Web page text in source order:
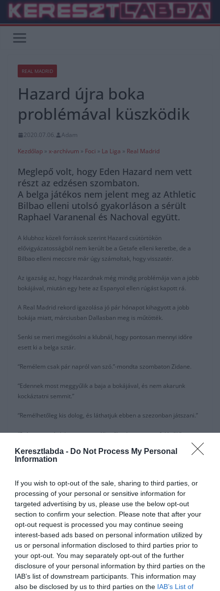
Keresztlabda - Do Not Process My Personal
Information
If you wish to opt-out of the sale, sharing to third parties, or
processing of your personal or sensitive information for
targeted advertising by us, please use the below opt-out
section to confirm your selection. Please note that after your
opt-out request is processed you may continue seeing
interest-based ads based on personal information utilized by
us or personal information disclosed to third parties prior to
your opt-out. You may separately opt-out of the further
disclosure of your personal information by third parties on the
IAB’s list of downstream participants. This information may
also be disclosed by us to third parties on the IAB’s List of
Skip
content
REAL MADRID
Hazard újra boka
problémával küszködik
2020.07.06.
Adam
Kezdőlap » x-archívum » Foci » La Liga » Real Madrid
Meglepő volt, hogy Eden Hazard nem vett
részt az edzésen szombaton.
A belga játékos nem jelent meg az Athletic
Bilbao elleni utolsó gyakorláson a sérült
Raphael Varanenal és Nachoval együtt.
A klubhoz közeli források szerint Hazard csütörtökön
elővigyázatosságból nem került be a Getafe elleni keretbe, de a
Bilbao elleni meccsre már úgy számoltak, hogy visszatér.
Az igazság az, hogy Hazardnak még mindig problémája van a jobb
bokájával, miután egy hete az Espanyol ellen rúgást kapott rá.
A Real Madrid rekord igazolása jó pár hónapot kihagyott a jobb
bokája miatt, márciusban Dallasban meg is műtötték.
Senki se meri megjósolni a klubnál, hogy pontosan mennyi időre
esett ki a belga sztár.
“Remélem csak pár napról van szó.”-mondta szombaton Zidane.
“Edennek most meggyűlik a baja a bokájával, és nem akarunk
kockáztatni semmit.”
“Remélhetőleg kis dolog, és láthatjuk ebben a szezonban játszani.”
“3-4 napot már kihagyott, remélhetőleg hamarosan felépül.”
“Napról napra figyeljük, nem tudunk többet, mint hogy rúgást
kapott.”
“Óriási veszteség, de remélhetőleg csak pár napra”
Zidane viszont aggódik Hazard erőnléti állapotáért:
“Természetesen senki se akar ilyet ami Hazarddal történik, ez a
legrosszabb számomra.”
“Nem csak nekem, rengetegen próbálnak segíteni a játékosoknak.”
“Ez Eden első éve, és segíteni akart a csapatnak. Aztán most, hogy
nem teheti meg csalódott.”